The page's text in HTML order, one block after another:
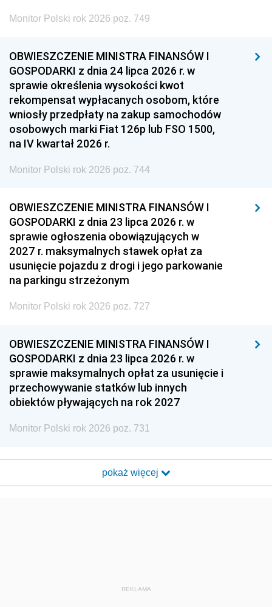
Monitor Polski rok 2026 poz. 749
OBWIESZCZENIE MINISTRA FINANSÓW I
GOSPODARKI z dnia 24 lipca 2026 r. w
sprawie określenia wysokości kwot
rekompensat wypłacanych osobom, które
wniosły przedpłaty na zakup samochodów
osobowych marki Fiat 126p lub FSO 1500,
na IV kwartał 2026 r.
Monitor Polski rok 2026 poz. 744
OBWIESZCZENIE MINISTRA FINANSÓW I
GOSPODARKI z dnia 23 lipca 2026 r. w
sprawie ogłoszenia obowiązujących w
2027 r. maksymalnych stawek opłat za
usunięcie pojazdu z drogi i jego parkowanie
na parkingu strzeżonym
Monitor Polski rok 2026 poz. 727
OBWIESZCZENIE MINISTRA FINANSÓW I
GOSPODARKI z dnia 23 lipca 2026 r. w
sprawie maksymalnych opłat za usunięcie i
przechowywanie statków lub innych
obiektów pływających na rok 2027
Monitor Polski rok 2026 poz. 731
pokaż więcej
REKLAMA